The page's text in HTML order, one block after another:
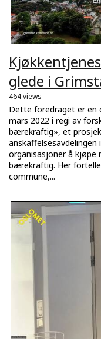
glede i
464 views
Dette foredraget er en
mars 2022 i regi av
bærekraftig», et
organisasjoner å
bærekraftig. Her
commune,...